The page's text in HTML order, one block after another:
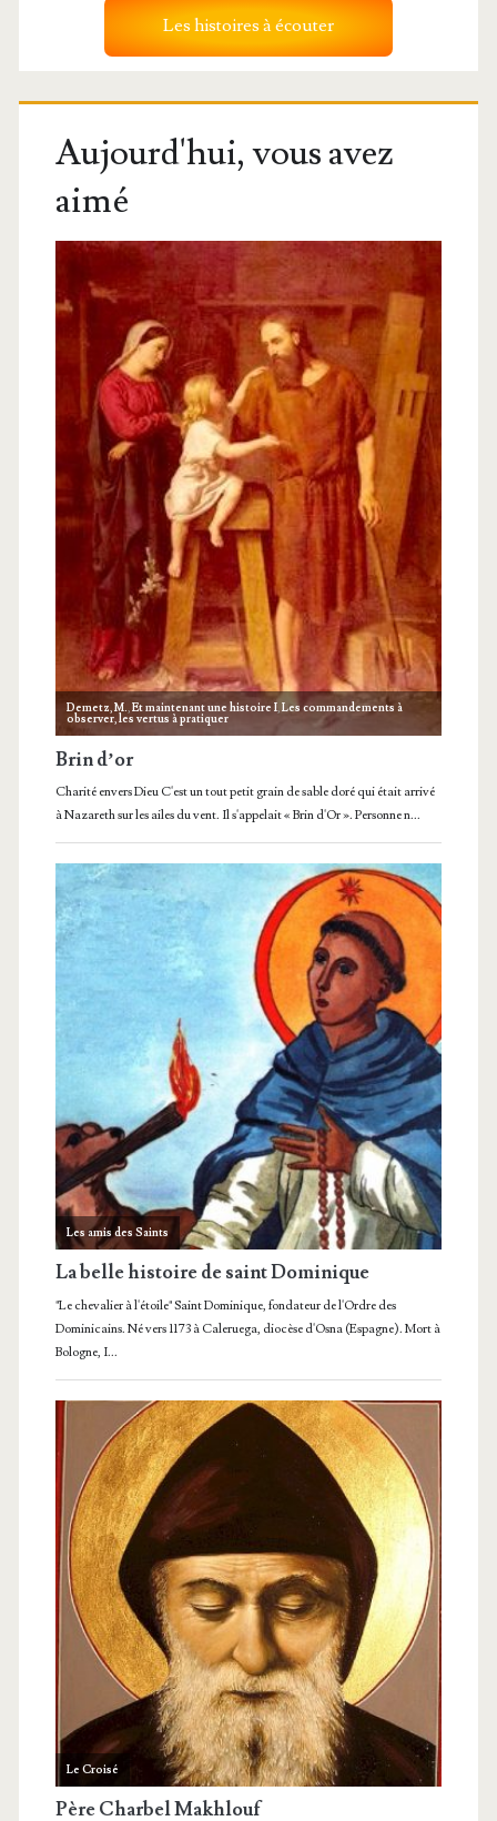
Les histoires à écouter
Aujourd'hui, vous avez
aimé